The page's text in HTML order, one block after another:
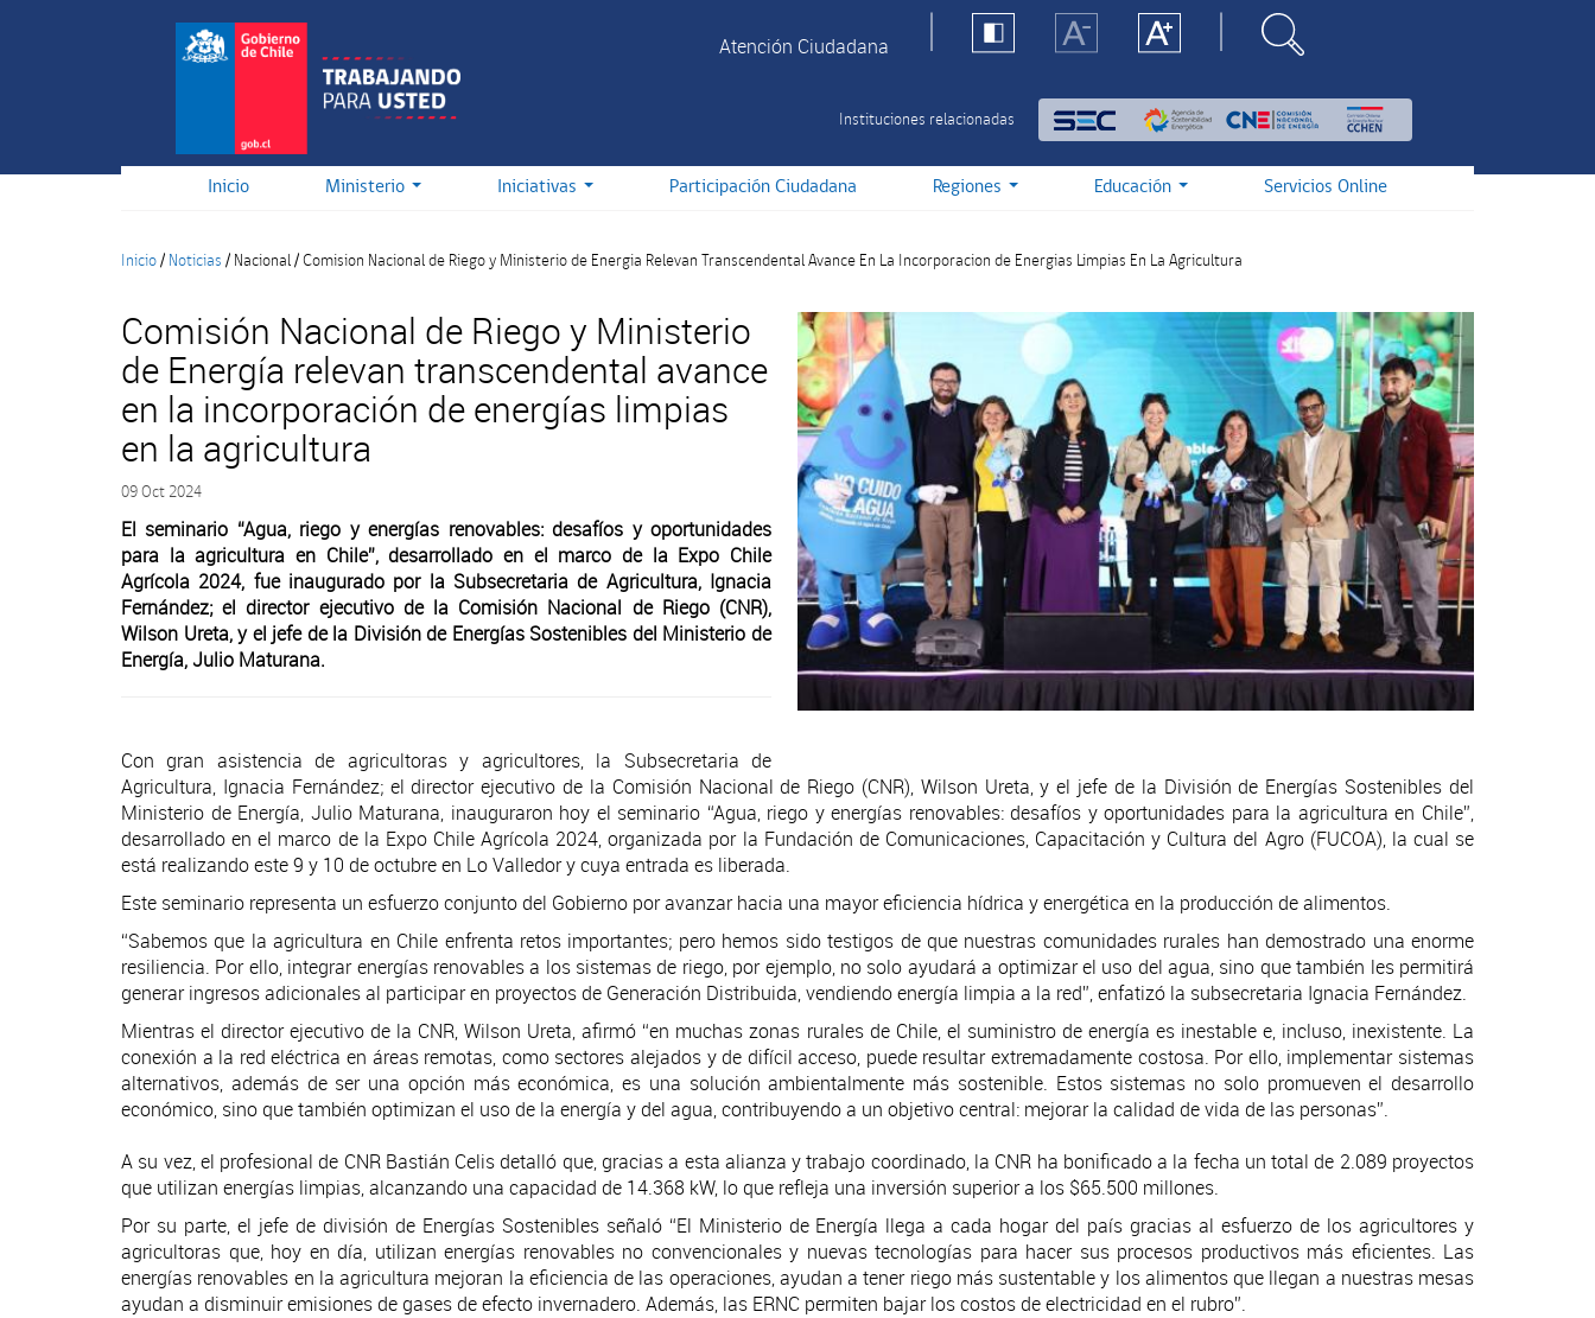
Atención Ciudadana
Instituciones relacionadas
Inicio Ministerio Iniciativas Participación Ciudadana Regiones Educación Servicios Online
Inicio/ Noticias / Nacional/Comision Nacional de Riego y Ministerio de Energia Relevan Transcendental Avance En La Incorporacion de Energias Limpias En La Agricultura
Comisión Nacional de Riego y Ministerio
de Energía relevan transcendental avance
en la incorporación de energías limpias
en la agricultura
09 Oct 2024
El seminario “Agua, riego y energías renovables: desafíos y oportunidades
para la agricultura en Chile”, desarrollado en el marco de la Expo Chile
Agrícola 2024, fue inaugurado por la Subsecretaria de Agricultura, Ignacia
Fernández; el director ejecutivo de la Comisión Nacional de Riego (CNR),
Wilson Ureta, y el jefe de la División de Energías Sostenibles del Ministerio de
Energía, Julio Maturana.
Con gran asistencia de agricultoras y agricultores, la Subsecretaria de
Agricultura, Ignacia Fernández; el director ejecutivo de la Comisión Nacional de Riego (CNR), Wilson Ureta, y el jefe de la División de Energías Sostenibles del
Ministerio de Energía, Julio Maturana, inauguraron hoy el seminario “Agua, riego y energías renovables: desafíos y oportunidades para la agricultura en Chile”,
desarrollado en el marco de la Expo Chile Agrícola 2024, organizada por la Fundación de Comunicaciones, Capacitación y Cultura del Agro (FUCOA), la cual se
está realizando este 9 y 10 de octubre en Lo Valledor y cuya entrada es liberada.
Este seminario representa un esfuerzo conjunto del Gobierno por avanzar hacia una mayor eficiencia hídrica y energética en la producción de alimentos.
“Sabemos que la agricultura en Chile enfrenta retos importantes; pero hemos sido testigos de que nuestras comunidades rurales han demostrado una enorme
resiliencia. Por ello, integrar energías renovables a los sistemas de riego, por ejemplo, no solo ayudará a optimizar el uso del agua, sino que también les permitirá
generar ingresos adicionales al participar en proyectos de Generación Distribuida, vendiendo energía limpia a la red”, enfatizó la subsecretaria Ignacia Fernández.
Mientras el director ejecutivo de la CNR, Wilson Ureta, afirmó “en muchas zonas rurales de Chile, el suministro de energía es inestable e, incluso, inexistente. La
conexión a la red eléctrica en áreas remotas, como sectores alejados y de difícil acceso, puede resultar extremadamente costosa. Por ello, implementar sistemas
alternativos, además de ser una opción más económica, es una solución ambientalmente más sostenible. Estos sistemas no solo promueven el desarrollo
económico, sino que también optimizan el uso de la energía y del agua, contribuyendo a un objetivo central: mejorar la calidad de vida de las personas”.
A su vez, el profesional de CNR Bastián Celis detalló que, gracias a esta alianza y trabajo coordinado, la CNR ha bonificado a la fecha un total de 2.089 proyectos
que utilizan energías limpias, alcanzando una capacidad de 14.368 kW, lo que refleja una inversión superior a los $65.500 millones.
Por su parte, el jefe de división de Energías Sostenibles señaló “El Ministerio de Energía llega a cada hogar del país gracias al esfuerzo de los agricultores y
agricultoras que, hoy en día, utilizan energías renovables no convencionales y nuevas tecnologías para hacer sus procesos productivos más eficientes. Las
energías renovables en la agricultura mejoran la eficiencia de las operaciones, ayudan a tener riego más sustentable y los alimentos que llegan a nuestras mesas
ayudan a disminuir emisiones de gases de efecto invernadero. Además, las ERNC permiten bajar los costos de electricidad en el rubro”.